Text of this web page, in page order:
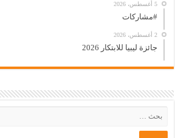
5 أغسطس، 2026
#مشاركات
2 أغسطس، 2026
جائزة ليبيا للابتكار 2026